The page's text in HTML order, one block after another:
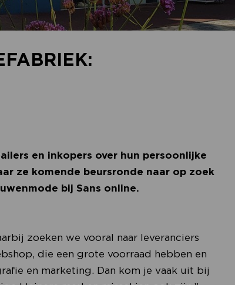
en inkopers over hun persoonlijke
ze komende beursronde naar op zoek
bij Sans online.
zoeken we vooral naar leveranciers
die een grote voorraad hebben en
en marketing. Dan kom je vaak uit bij